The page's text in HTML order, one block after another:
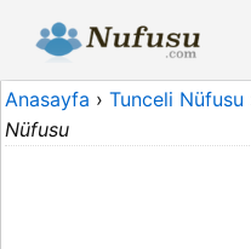
Anasayfa › Tunceli Nüfusu
Nüfusu